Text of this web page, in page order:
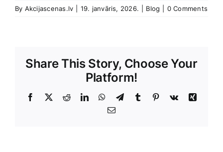
By Akcijascenas.lv 19. janvāris, 2026. Blog 0 Comments
Share This Story, Choose Your
Platform!
Facebook
X RedditLinkedInWhatsApp
TelegramTumblr Pinterest
Vk
Xing
E-